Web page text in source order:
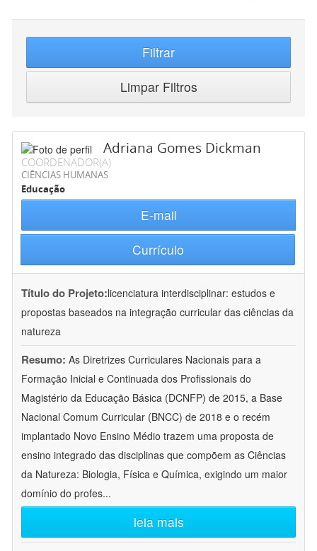
Filtrar
Limpar Filtros
Adriana Gomes Dickman
COORDENADOR(A)
CIÊNCIAS HUMANAS
Educação
E-mail
Currículo
Título do Projeto:licenciatura interdisciplinar: estudos e
propostas baseados na integração curricular das ciências da
natureza
Resumo: As Diretrizes Curriculares Nacionais para a
Formação Inicial e Continuada dos Profissionais do
Magistério da Educação Básica (DCNFP) de 2015, a Base
Nacional Comum Curricular (BNCC) de 2018 e o recém
implantado Novo Ensino Médio trazem uma proposta de
ensino integrado das disciplinas que compõem as Ciências
da Natureza: Biologia, Física e Química, exigindo um maior
domínio do profes...
leia mais